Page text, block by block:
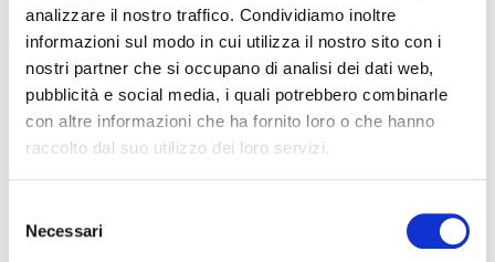
analizzare il nostro traffico. Condividiamo inoltre
informazioni sul modo in cui utilizza il nostro sito con i
nostri partner che si occupano di analisi dei dati web,
pubblicità e social media, i quali potrebbero combinarle
con altre informazioni che ha fornito loro o che hanno
raccolto dal suo utilizzo dei loro servizi.
delNecessari
Una mattinata all’insegna del divertimento in cucina, dove il
linguaggio
15 Maggio 2026
Corrispondenze: sul mettersi in ascolto
Uno spettacolo teatrale nato dall’ascolto, dalla scrittura e dalla